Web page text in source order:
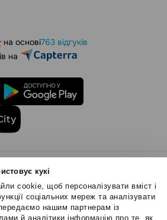
кукі
cookie, щоб персоналізувати вміст і
соціальних мереж та аналізувати
нашим партнерам із
й аналітики інформацію про те, як
на основі763 відгуків
на